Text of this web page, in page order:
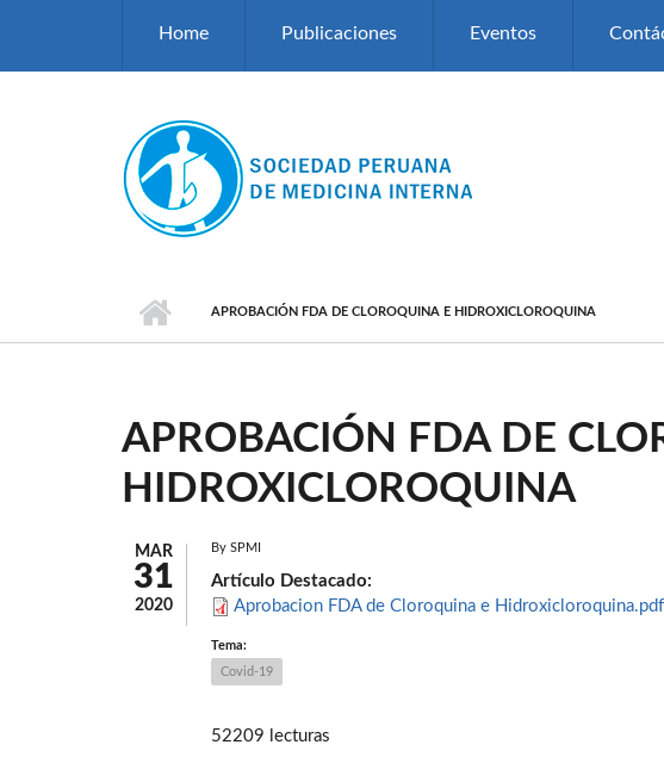
Home Publicaciones Eventos
APROBACIÓN FDA DE CLOROQUINA E HIDROXICLOROQUINA
APROBACIÓN FDA DE
HIDROXICLOROQUINA
MAR
31
2020
By SPMI
Artículo Destacado:
Aprobacion FDA de Cloroquina e Hidroxicloroquina.pdf
Tema:
Covid-19
52209 lecturas